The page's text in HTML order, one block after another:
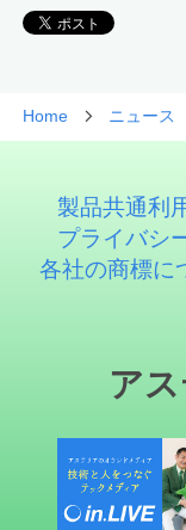
Home ニュース
製品共通利
プライバシ
各社の商標に
ア